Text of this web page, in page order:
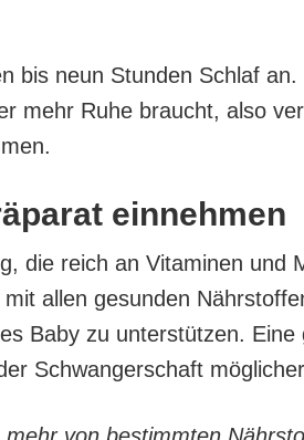
bis neun Stunden Schlaf
mehr Ruhe braucht, also
einnehmen
die reich an Vitaminen und
allen gesunden
Baby zu unterstützen. Eine
Schwangerschaft